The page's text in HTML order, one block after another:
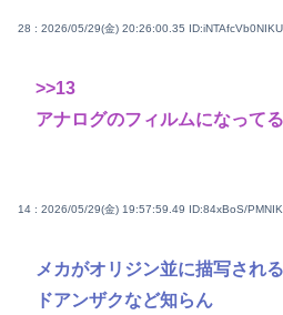
28 : 2026/05/29(金) 20:26:00.35 ID:iNTAfcVb0NIKU
>>13
アナログのフィルムになって
14 : 2026/05/29(金) 19:57:59.49 ID:84xBoS/
メカがオリジン並に描写され
ドアンザクなど知らん